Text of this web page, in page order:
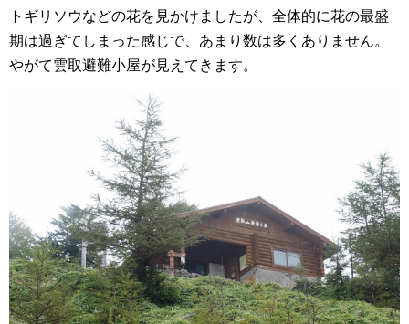
トギリソウなどの花を見かけましたが、全体的に花の最盛
期は過ぎてしまった感じで、あまり数は多くありません。
やがて雲取避難小屋が見えてきます。